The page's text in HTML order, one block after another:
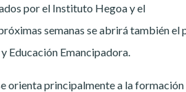
por el Instituto Hegoa y el
semanas se abrirá también el
Educación Emancipadora.
orienta principalmente a la formación